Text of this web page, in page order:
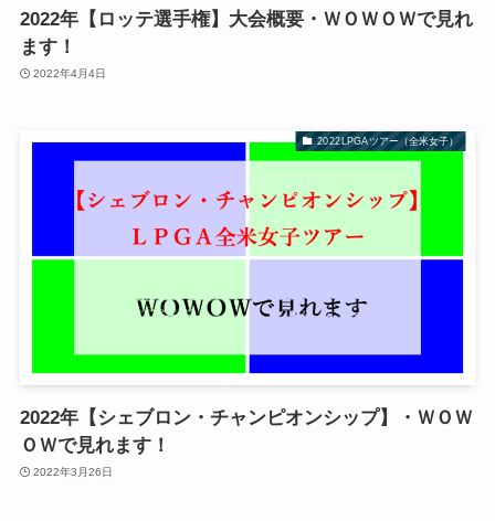
2022年【ロッテ選手権】大会概要・ＷＯＷＯＷで見れ
ます！
2022年4月4日
2022LPGAツアー（全米女子）
2022年【シェブロン・チャンピオンシップ】・ＷＯＷ
ＯＷで見れます！
2022年3月26日